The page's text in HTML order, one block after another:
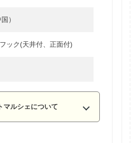
）
ック(天井付、正面付)
マルシェについて